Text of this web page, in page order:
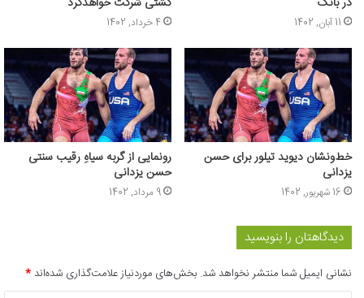
11 آبان, 1402 4 خرداد, 1402
خط‌ونشان دیوید تیلور برای حسن
یزدانی
16 شهریور, 1402
رونمایی از گربه سیاهِ رقیب سنتی
حسن یزدانی
9 مرداد, 1402
دیدگاهتان را بنویسید
نشانی ایمیل شما منتشر نخواهد شد. بخش‌های موردنیاز علامت‌گذاری شده‌اند*